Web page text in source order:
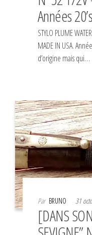
Années
STYLO PLUME
MADE IN USA.
d’origine mais qui…
Par BRUNO 31
[DANS